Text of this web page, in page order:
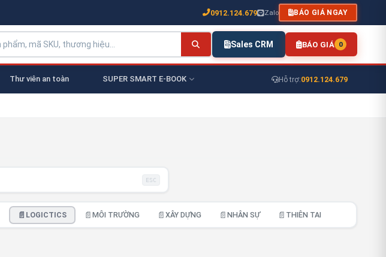
0912.124.679 Zalo BÁO GIÁ NGAY
Sales CRM BÁO GIÁ 0
Thư viên an toàn SUPER SMART E-BOOK Hỗ trợ:0912.124.679
ESC
📄 LOGICTICS 📄 MÔI TRƯỜNG 📄 XÂY DỰNG 📄 NHÂN SỰ 📄 THIÊN TAI